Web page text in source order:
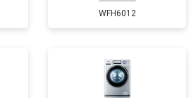
WFH6012